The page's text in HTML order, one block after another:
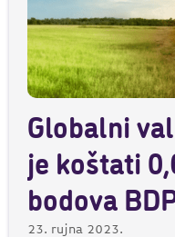
Globalni
je koštati
bodova
23. rujna 2023.